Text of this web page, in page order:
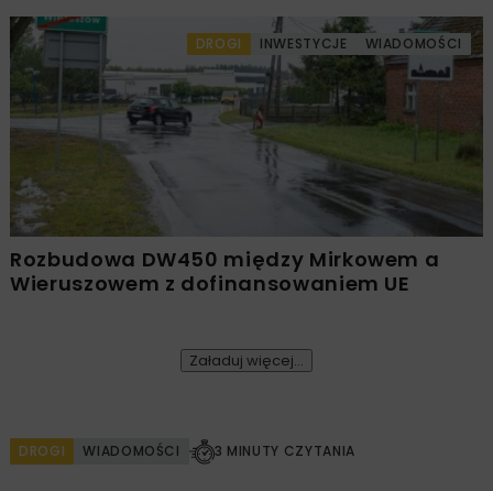
DROGI INWESTYCJE WIADOMOŚCI
Rozbudowa DW450 między Mirkowem a
Wieruszowem z dofinansowaniem UE
Załaduj więcej...
DROGI WIADOMOŚCI 3 MINUTY CZYTANIA